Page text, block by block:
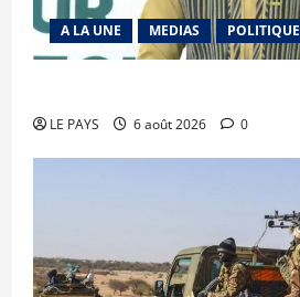
A LA UNE MEDIAS POLITIQUE
LE PAYS 6 août 2026 0